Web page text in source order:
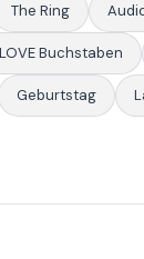
The Ring
LOVE Buchstaben
Geburtstag